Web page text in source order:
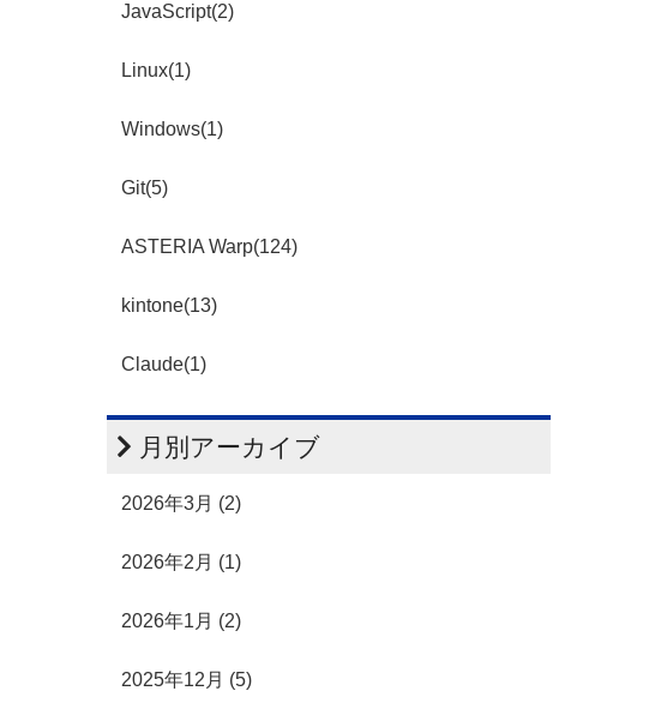
JavaScript(2)
Linux(1)
Windows(1)
Git(5)
ASTERIA Warp(124)
kintone(13)
Claude(1)
月別アーカイブ
2026年3月 (2)
2026年2月 (1)
2026年1月 (2)
2025年12月 (5)